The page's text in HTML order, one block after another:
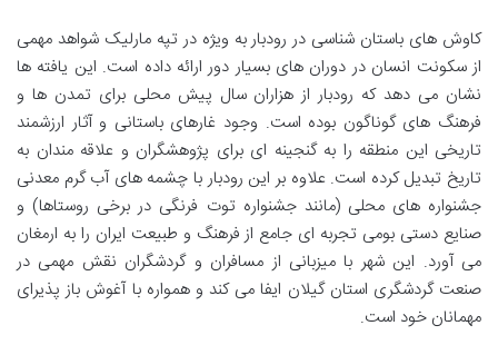
کاوش های باستان شناسی در رودبار به ویژه در تپه مارلیک شواهد مهمی
از سکونت انسان در دوران های بسیار دور ارائه داده است. این یافته ها
نشان می دهد که رودبار از هزاران سال پیش محلی برای تمدن ها و
فرهنگ های گوناگون بوده است. وجود غارهای باستانی و آثار ارزشمند
تاریخی این منطقه را به گنجینه ای برای پژوهشگران و علاقه مندان به
تاریخ تبدیل کرده است. علاوه بر این رودبار با چشمه های آب گرم معدنی
جشنواره های محلی (مانند جشنواره توت فرنگی در برخی روستاها) و
صنایع دستی بومی تجربه ای جامع از فرهنگ و طبیعت ایران را به ارمغان
می آورد. این شهر با میزبانی از مسافران و گردشگران نقش مهمی در
صنعت گردشگری استان گیلان ایفا می کند و همواره با آغوش باز پذیرای
مهمانان خود است.